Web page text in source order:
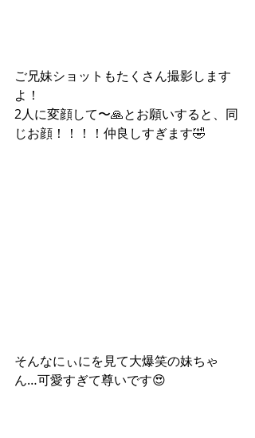
ご兄妹ショットもたくさん撮影します
よ！
2人に変顔して〜🙏とお願いすると、同
じお顔！！！！仲良しすぎます🤣
そんなにぃにを見て大爆笑の妹ちゃ
ん…可愛すぎて尊いです😍